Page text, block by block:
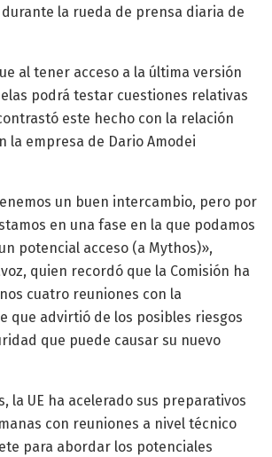
durante la rueda de prensa diaria de
al tener acceso a la última versión
podrá testar cuestiones relativas
este hecho con la relación
la empresa de Dario Amodei
un buen intercambio, pero por
en una fase en la que podamos
potencial acceso (a Mythos)»,
quien recordó que la Comisión ha
cuatro reuniones con la
que advirtió de los posibles riesgos
que puede causar su nuevo
la UE ha acelerado sus preparativos
con reuniones a nivel técnico
para abordar los potenciales